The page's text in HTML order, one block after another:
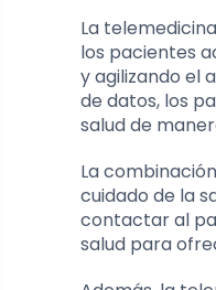
La
los pacientes
y agilizando el
de datos, los
salud de
La
cuidado de la
contactar al
salud para